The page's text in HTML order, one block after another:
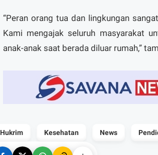
‎“Peran orang tua dan lingkungan
Kami mengajak seluruh masyarakat
anak-anak saat berada diluar rumah,”
Hukrim Kesehatan News